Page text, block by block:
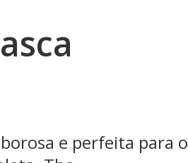
e perfeita para o